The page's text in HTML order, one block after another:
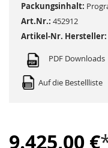
PDF Downloads
Art.Nr.: 452912
Auf die Bestellliste
Artikel-Nr. Hersteller:
Packungsinhalt:
9.425,00 €